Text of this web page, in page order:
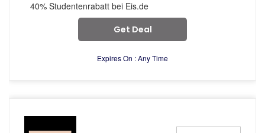
40% Studentenrabatt bei Eis.de
Get Deal
Expires On : Any Time